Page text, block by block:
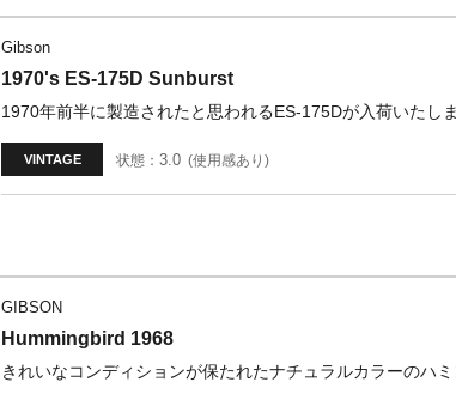
Gibson
1970's ES-175D Sunburst
1970年前半に製造されたと思われるES-175Dが入荷いたしま
VINTAGE 状態： 3.0 使用感あり
GIBSON
Hummingbird 1968
きれいなコンディションが保たれたナチュラルカラーのハ